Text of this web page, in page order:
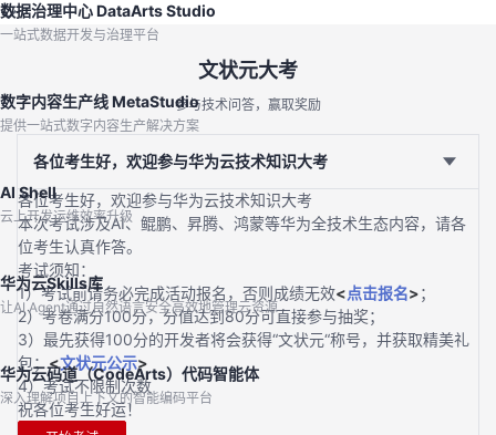
数据治理中心 DataArts Studio
一站式数据开发与治理平台
数字内容生产线 MetaStudio
提供一站式数字内容生产解决方案
AI Shell
云上开发运维效率升级
华为云Skills库
让AI Agent通过自然语言安全高效地管理云资源
华为云码道（CodeArts）代码智能体
深入理解项目上下文的智能编码平台
文状元大考
参与技术问答，赢取奖励
各位考生好，欢迎参与华为云技术知识大考
各位考生好，欢迎参与华为云技术知识大考
本次考试涉及AI、鲲鹏、昇腾、鸿蒙等华为全技术生态内容，请各
位考生认真作答。
考试须知：
1）考试前请务必完成活动报名，否则成绩无效<点击报名>；
2）考卷满分100分，分值达到80分可直接参与抽奖；
3）最先获得100分的开发者将会获得“文状元“称号，并获取精美礼
包；<文状元公示>
4）考试不限制次数
祝各位考生好运！